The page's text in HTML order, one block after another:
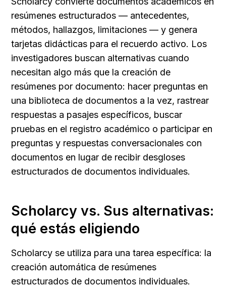
resúmenes estructurados — antecedentes,
métodos, hallazgos, limitaciones — y genera
tarjetas didácticas para el recuerdo activo. Los
investigadores buscan alternativas cuando
necesitan algo más que la creación de
resúmenes por documento: hacer preguntas en
una biblioteca de documentos a la vez, rastrear
respuestas a pasajes específicos, buscar
pruebas en el registro académico o participar en
preguntas y respuestas conversacionales con
documentos en lugar de recibir desgloses
estructurados de documentos individuales.
Scholarcy vs. Sus alternativas:
qué estás eligiendo
Scholarcy se utiliza para una tarea específica: la
creación automática de resúmenes
estructurados de documentos individuales.